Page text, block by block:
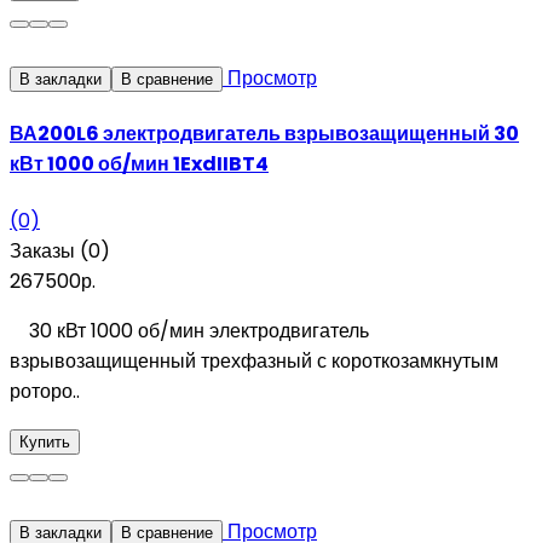
В закладки В сравнение Просмотр
ВА200L6 электродвигатель взрывозащищенный 30
кВт 1000 об/мин 1ExdIIBT4
(0)
Заказы (0)
267500р.
30 кВт 1000 об/мин электродвигатель
взрывозащищенный трехфазный с короткозамкнутым
роторо..
Купить
В закладки В сравнение Просмотр